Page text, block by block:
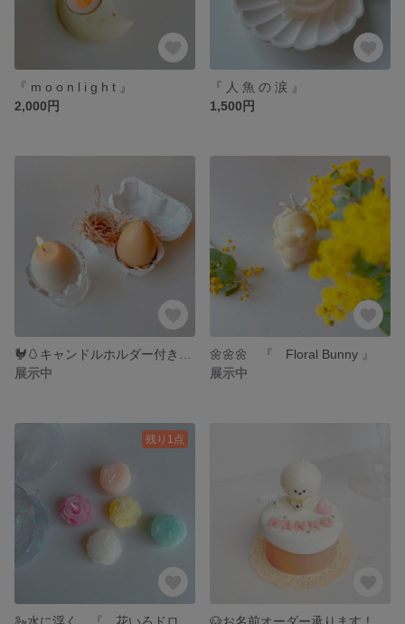
『 m o o n l i g h t 』
2,000円
『 人 魚 の 涙 』
1,500円
展示中
🌼🌼🌼 『 Floral Bunny 』
展示中
残り1点